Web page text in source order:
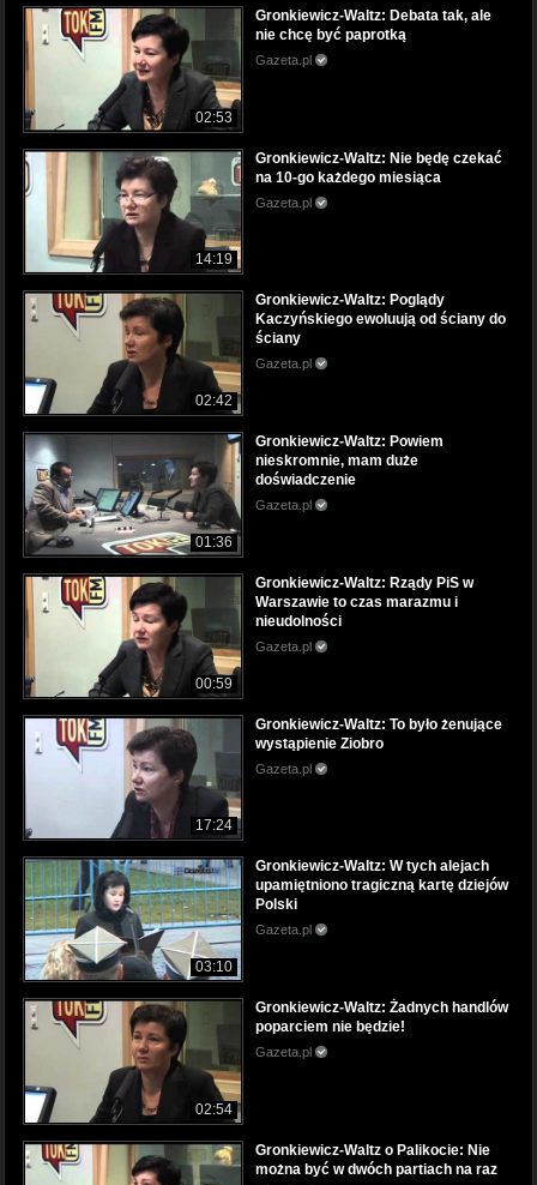
02:53
Gronkiewicz-Waltz: Debata tak, ale
nie chcę być paprotką
Gazeta.pl
14:19
Gronkiewicz-Waltz: Nie będę czekać
na 10-go każdego miesiąca
Gazeta.pl
02:42
Gronkiewicz-Waltz: Poglądy
Kaczyńskiego ewoluują od ściany do
ściany
Gazeta.pl
01:36
Gronkiewicz-Waltz: Powiem
nieskromnie, mam duże
doświadczenie
Gazeta.pl
00:59
Gronkiewicz-Waltz: Rządy PiS w
Warszawie to czas marazmu i
nieudolności
Gazeta.pl
17:24
Gronkiewicz-Waltz: To było żenujące
wystąpienie Ziobro
Gazeta.pl
03:10
Gronkiewicz-Waltz: W tych alejach
upamiętniono tragiczną kartę dziejów
Polski
Gazeta.pl
02:54
Gronkiewicz-Waltz: Żadnych handlów
poparciem nie będzie!
Gazeta.pl
Gronkiewicz-Waltz o Palikocie: Nie
można być w dwóch partiach na raz